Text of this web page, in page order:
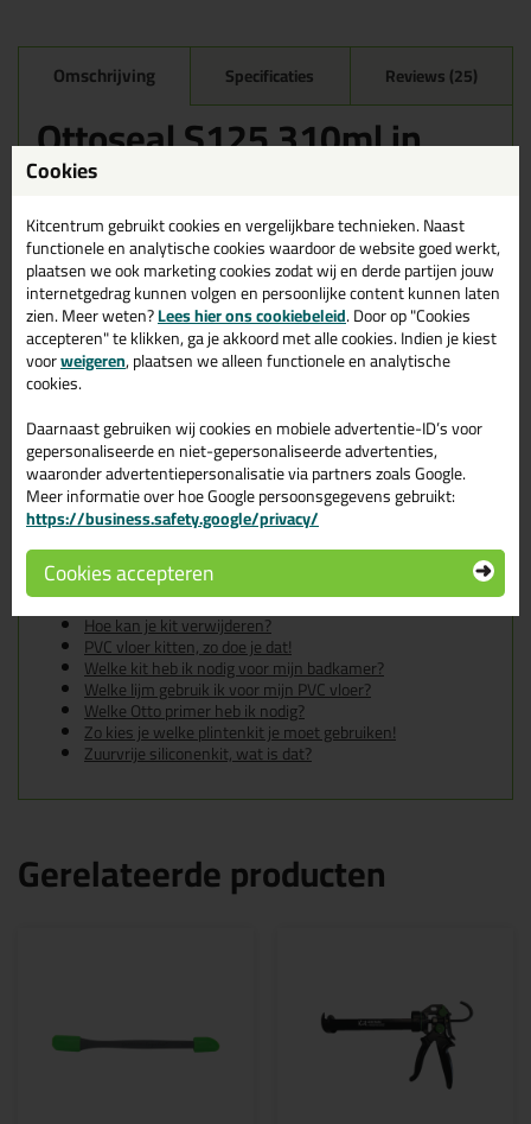
Omschrijving Specificaties Reviews (25)
Ottoseal S125 310ml in
Mat Vintage C8427
Ottoseal S125 310ml in de kleur Mat Vintage C8427 is te
gebruiken voor verschillende toepassingen. Een duurzame en
veelzijdige kit welke makkelijk te verwerken is. Perfect als je een
bijpassende kleur zoekt met gegarandeerd een topresultaat.
Bestel de Ottoseal S125 310ml in kleur Mat Vintage C8427
vandaag nog! Op voorraad en op werkdagen besteld = morgen in
huis.
Wil je meer weten over de toepassing en kenmerken van dit
product? Lees alles over dit product >
Tips & tricks voor Ottoseal S125
310ml
In de volgende blogs wordt dit product gebruikt:
De badkamer kitten? Lees hier hoe!
Gietvloer kitten, zo doe je dat!
Hoe kan je een (kunststof) binnenkozijn afkitten?
Hoe kan je kit verwijderen?
PVC vloer kitten, zo doe je dat!
Welke kit heb ik nodig voor mijn badkamer?
Welke lijm gebruik ik voor mijn PVC vloer?
Welke Otto primer heb ik nodig?
Zo kies je welke plintenkit je moet gebruiken!
Zuurvrije siliconenkit, wat is dat?
Gerelateerde producten
Cookies
Kitcentrum gebruikt cookies en vergelijkbare technieken. Naast
functionele en analytische cookies waardoor de website goed werkt,
plaatsen we ook marketing cookies zodat wij en derde partijen jouw
internetgedrag kunnen volgen en persoonlijke content kunnen laten
zien. Meer weten?Lees hier ons cookiebeleid. Door op "Cookies
accepteren" te klikken, ga je akkoord met alle cookies. Indien je kiest
voorweigeren, plaatsen we alleen functionele en analytische
cookies.
Daarnaast gebruiken wij cookies en mobiele advertentie-ID’s voor
gepersonaliseerde en niet-gepersonaliseerde advertenties,
waaronder advertentiepersonalisatie via partners zoals Google.
Meer informatie over hoe Google persoonsgegevens gebruikt:
https://business.safety.google/privacy/
Cookies accepteren